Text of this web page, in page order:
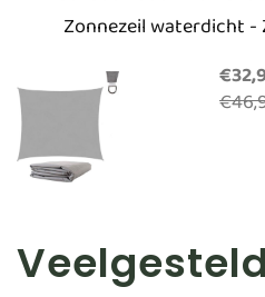
Zonnezeil waterdicht